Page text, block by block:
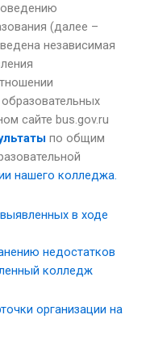
(далее –
независимая
сайте bus.gov.ru
по общим
нашего колледжа.
в ходе
недостатков
колледж
организации на